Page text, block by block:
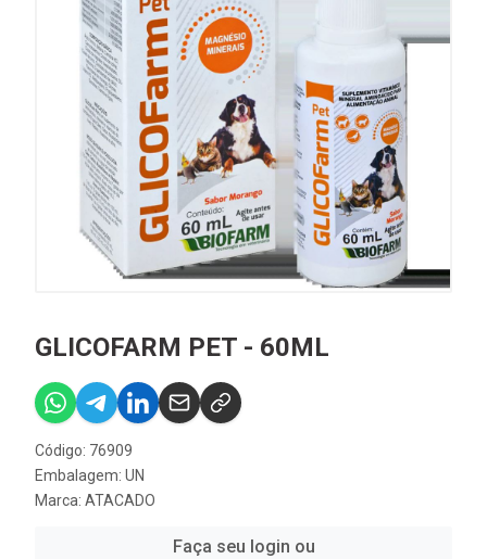
GLICOFARM PET - 60ML
Código: 76909
Embalagem: UN
Marca: ATACADO
Faça seu login ou